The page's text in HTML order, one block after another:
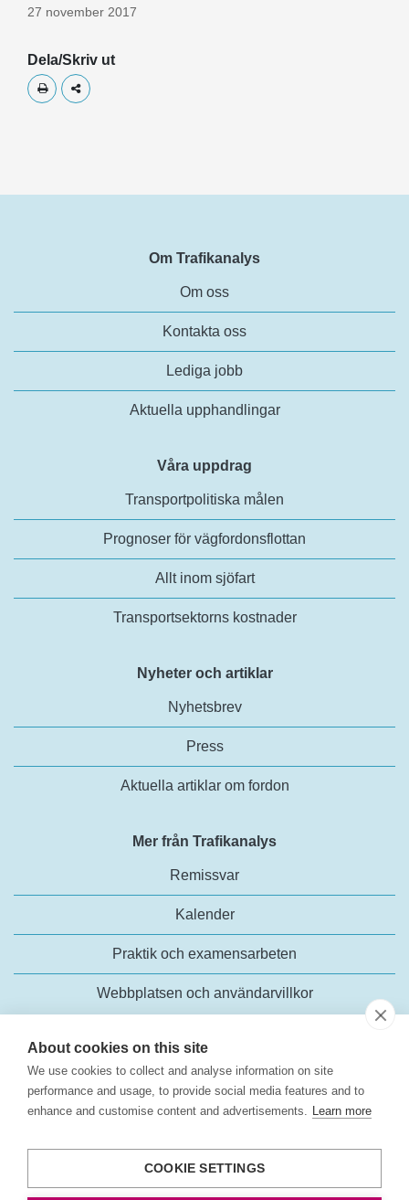
About cookies on this site
We use cookies to collect and analyse information on site
performance and usage, to provide social media features and to
enhance and customise content and advertisements. Learn more
COOKIE SETTINGS
27 november 2017
Dela/Skriv ut
Skriv utDela
Om Trafikanalys
Om oss
Kontakta oss
Lediga jobb
Aktuella upphandlingar
Våra uppdrag
Transportpolitiska målen
Prognoser för vägfordonsflottan
Allt inom sjöfart
Transportsektorns kostnader
Nyheter och artiklar
Nyhetsbrev
Press
Aktuella artiklar om fordon
Mer från Trafikanalys
Remissvar
Kalender
Praktik och examensarbeten
Webbplatsen och användarvillkor
Rosenlundsgatan 54
118 63 Stockholm